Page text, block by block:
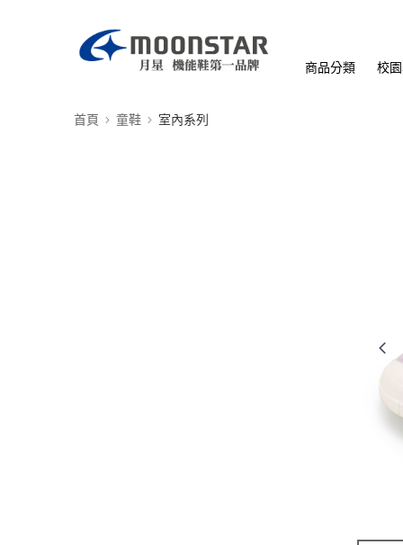
商品分類 校
首頁 童鞋 室內系列